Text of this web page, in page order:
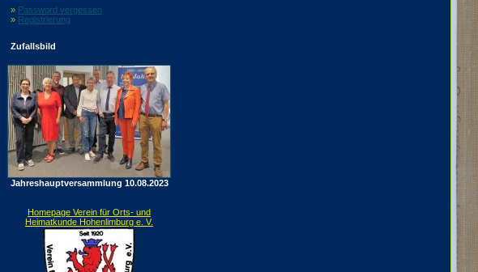
» Password vergessen
» Registrierung
Zufallsbild
Jahreshauptversammlung 10.08.2023
Homepage Verein für Orts- und
Heimatkunde Hohenlimburg e. V.